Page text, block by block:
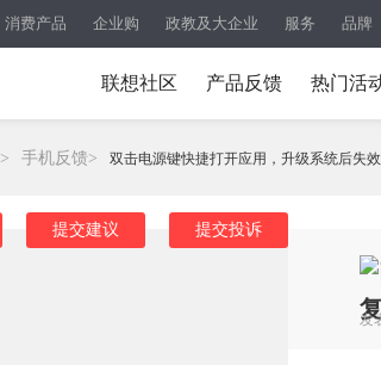
消费产品 企业购 政教及大企业 服务 品牌
联想社区 产品反馈 热门活
> 手机反馈> 双击电源键快捷打开应用，升级系统后失效
提交建议 提交投诉
发